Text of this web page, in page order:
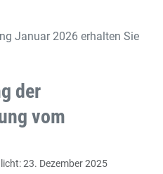
Januar 2026 erhalten Sie
der
vom
23. Dezember 2025